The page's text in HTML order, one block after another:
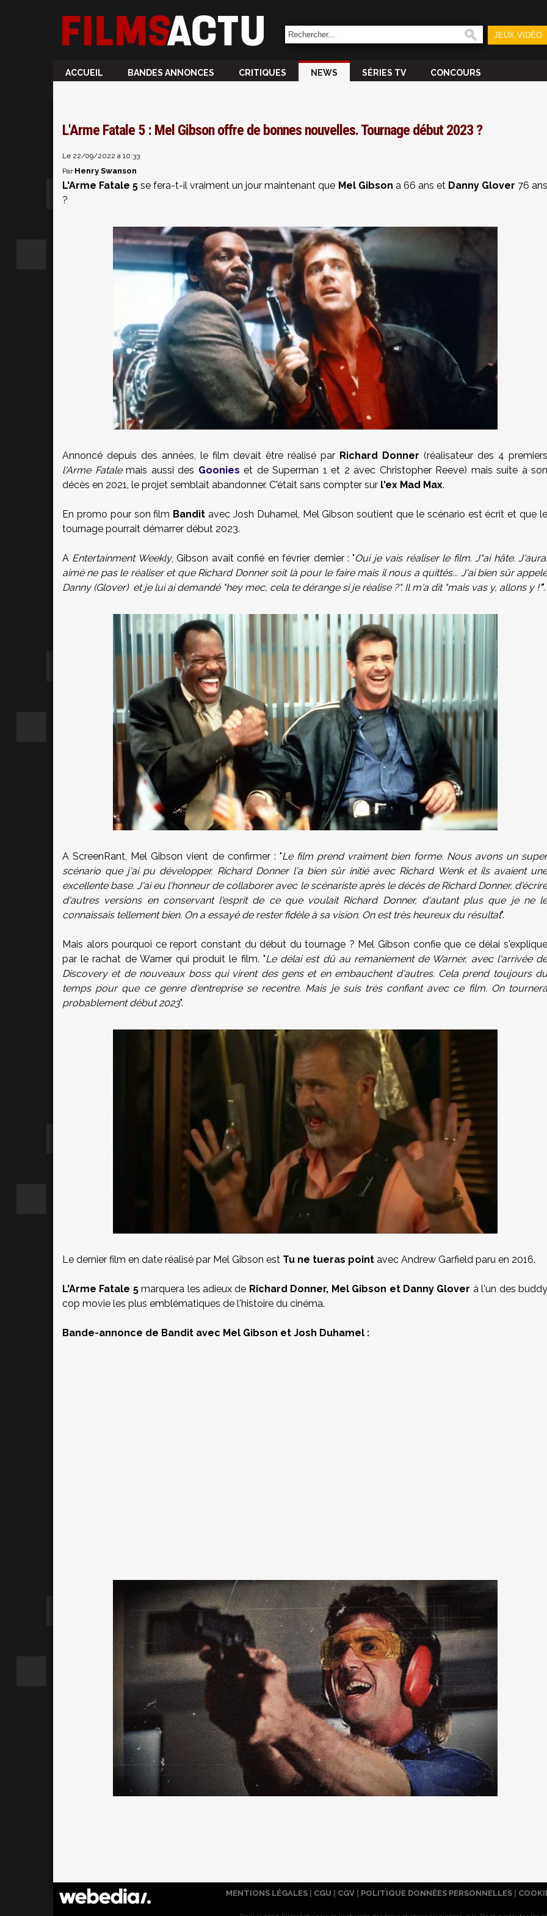
JEUX VIDÉO
ACCUEIL BANDES ANNONCES CRITIQUES NEWS SÉRIES TV CONCOURS
L'Arme Fatale 5 : Mel Gibson offre de bonnes nouvelles. Tournage début 2023 ?
Le 22/09/2022 à 10:33
Par Henry Swanson
L'Arme Fatale 5 se fera-t-il vraiment un jour maintenant que Mel Gibson a 66 ans et Danny Glover 76
?
Annoncé depuis des années, le film devait être réalisé par Richard Donner (réalisateur des 4 premiers
l'Arme Fatalemais aussi des Goonies et de Superman 1 et 2 avec Christopher Reeve) mais suite à son
décès en 2021, le projet semblait abandonner. C'était sans compter sur l'ex Mad Max.
En promo pour son film Bandit avec Josh Duhamel, Mel Gibson soutient que le scénario est écrit et que
tournage pourrait démarrer début 2023.
A Entertainment Weekly, Gibson avait confié en février dernier : "Oui je vais réaliser le film. J"ai hâte.
aimé ne pas le réaliser et que Richard Donner soit là pour le faire mais il nous a quittés... J'ai bien sûr appelé
Danny (Glover) et je lui ai demandé "hey mec, cela te dérange si je réalise ?". Il m'a dit "mais vas y, allons y !"".
A ScreenRant, Mel Gibson vient de confirmer : "Le film prend vraiment bien forme. Nous avons un
scénario que j'ai pu développer. Richard Donner l'a bien sûr initié avec Richard Wenk et ils avaient une
excellente base. J'ai eu l'honneur de collaborer avec le scénariste après le décès de Richard Donner, d'écrire
d'autres versions en conservant l'esprit de ce que voulait Richard Donner, d'autant plus que je ne le
connaissais tellement bien. On a essayé de rester fidèle à sa vision. On est très heureux du résultat".
Mais alors pourquoi ce report constant du début du tournage ? Mel Gibson confie que ce délai s'explique
par le rachat de Warner qui produit le film. "Le délai est dû au remaniement de Warner, avec l'arrivée
Discovery et de nouveaux boss qui virent des gens et en embauchent d'autres. Cela prend toujours du
temps pour que ce genre d'entreprise se recentre. Mais je suis très confiant avec ce film. On tournera
probablement début 2023".
Le dernier film en date réalisé par Mel Gibson est Tu ne tueras point avec Andrew Garfield paru en 2016.
L'Arme Fatale 5marquera les adieux de Richard Donner, Mel Gibson et Danny Glover à l'un des
cop movie les plus emblématiques de l'histoire du cinéma.
Bande-annonce de Bandit avec Mel Gibson et Josh Duhamel :
MENTIONS LÉGALES CGU CGV POLITIQUE DONNÉES PERSONNELLES